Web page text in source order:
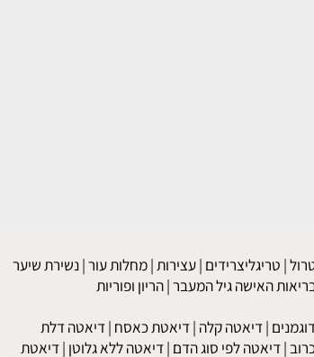
|טריגליצרידים|עצירות|מחלות עור|נשירת שיער